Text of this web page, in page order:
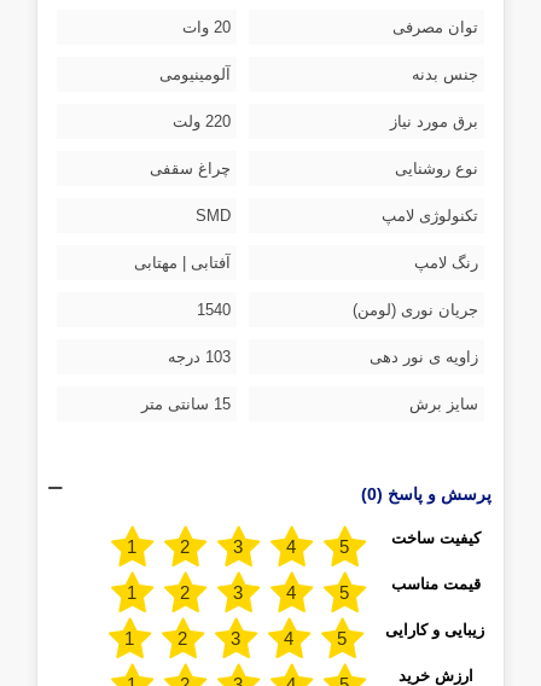
توان مصرفی 20 وات
جنس بدنه آلومینیومی
برق مورد نیاز 220 ولت
نوع روشنایی چراغ سقفی
تکنولوژی لامپ SMD
رنگ لامپ آفتابی | مهتابی
جریان نوری (لومن) 1540
زاویه ی نور دهی 103 درجه
سایز برش 15 سانتی متر
پرسش و پاسخ (0)
کیفیت ساخت
قیمت مناسب
زیبایی و کارایی
ارزش خرید